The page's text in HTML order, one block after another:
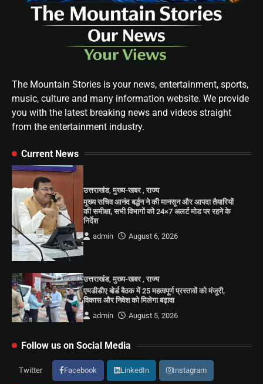
The Mountain Stories is your news, entertainment, sports,
music, culture and many information website. We provide
you with the latest breaking news and videos straight
from the entertainment industry.
Current News
उत्तराखंड,मुख्य-खबर ,राज्य
मुख्य सचिव आनंद बर्द्धन ने की मानसून और आपदा तैयारियों
की समीक्षा, सभी विभागों को 24×7 अलर्ट मोड पर रहने के
निर्देश
admin
August 6, 2026
उत्तराखंड,मुख्य-खबर,राज्य
एमडीडीए बोर्ड बैठक में 25 महत्वपूर्ण प्रस्तावों को मंजूरी,
विकास और निवेश को मिलेगा बढ़ावा
admin
August 5, 2026
Follow us on Social Media
Twitter Facebook LinkedIn Instagram